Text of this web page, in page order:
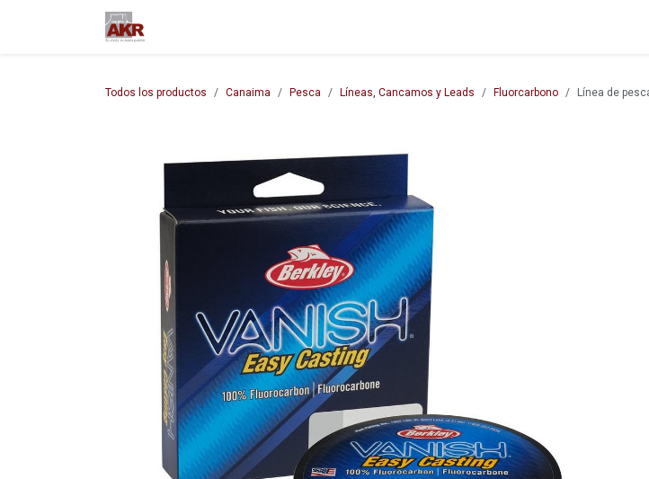
Todos los productos Canaima Pesca Líneas, Cancamos y Leads Fluorcarbono Línea de